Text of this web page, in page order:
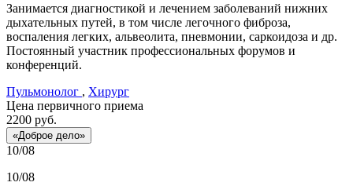
Занимается диагностикой и лечением заболеваний нижних
дыхательных путей, в том числе легочного фиброза,
воспаления легких, альвеолита, пневмонии, саркоидоза и др.
Постоянный участник профессиональных форумов и
конференций.
Пульмонолог , Хирург
Цена первичного приема
2200 руб.
«Доброе дело»
10/08
10/08